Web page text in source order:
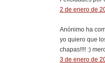
2 de enero de
Anónimo ha
yo quiero que
chapas!!!! :)
3 de enero de